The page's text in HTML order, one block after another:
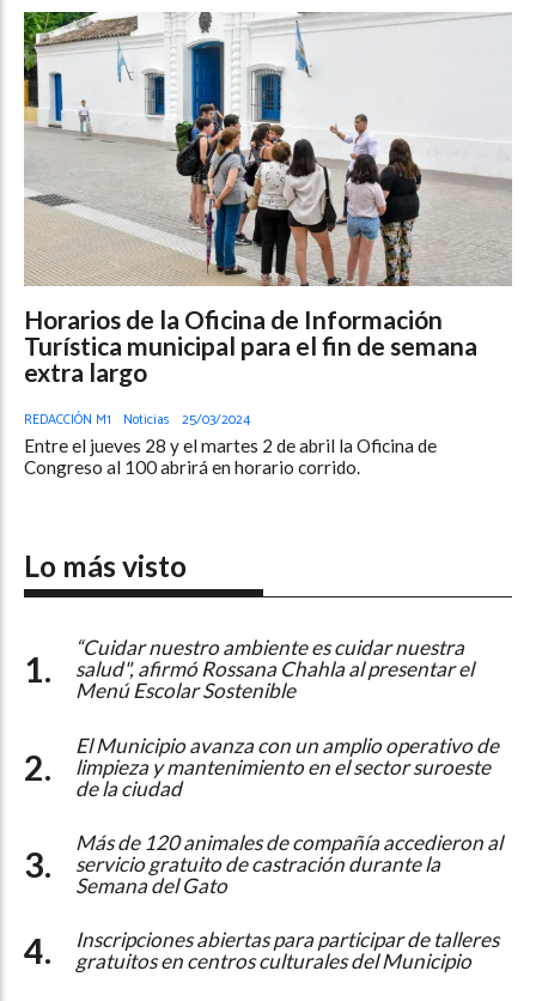
Horarios de la Oficina de Información
Turística municipal para el fin de semana
extra largo
REDACCIÓN M1 Noticias 25/03/2024
Entre el jueves 28 y el martes 2 de abril la Oficina de
Congreso al 100 abrirá en horario corrido.
Lo más visto
“Cuidar nuestro ambiente es cuidar nuestra
salud", afirmó Rossana Chahla al presentar el
Menú Escolar Sostenible
El Municipio avanza con un amplio operativo de
limpieza y mantenimiento en el sector suroeste
de la ciudad
Más de 120 animales de compañía accedieron al
servicio gratuito de castración durante la
Semana del Gato
Inscripciones abiertas para participar de talleres
gratuitos en centros culturales del Municipio